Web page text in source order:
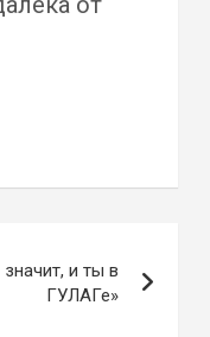
и ты в
ГУЛАГе»